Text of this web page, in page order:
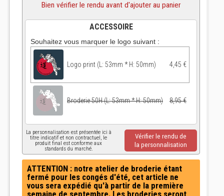
Bien vérifier le rendu avant d'ajouter au panier
ACCESSOIRE
Souhaitez vous marquer le logo suivant :
Logo print (L: 53mm * H: 50mm) 4,45 €
Broderie 50H (L: 53mm * H: 50mm) 8,95 €
La personnalisation est présentée ici à
titre indicatif et non contractuel, le
produit final est conforme aux
standards du marché.
Vérifier le rendu de
la personnalisation
ATTENTION : notre atelier de broderie étant
fermé pour les congés d'été, cet article ne
vous sera expédié qu'à partir de la première
semaine de septembre. Les broderies seront